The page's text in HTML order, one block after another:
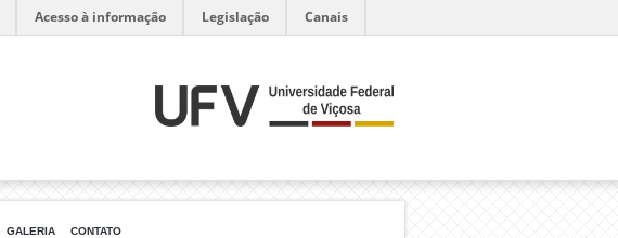
Acesso à informação Legislação Canais
GALERIA CONTATO